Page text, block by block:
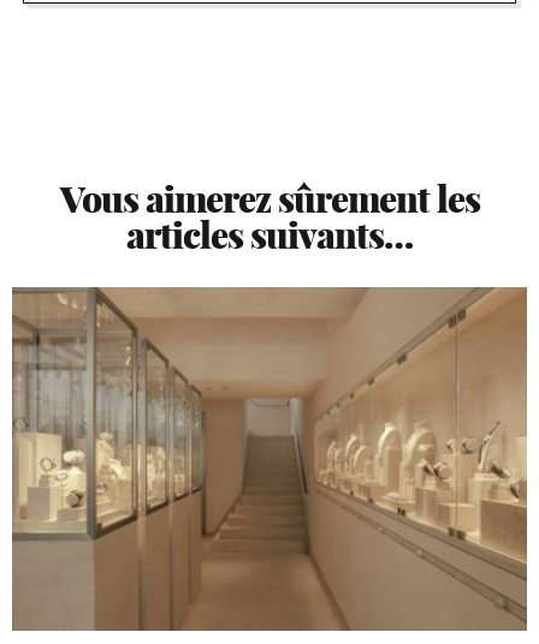
Vous aimerez sûrement les
articles suivants…